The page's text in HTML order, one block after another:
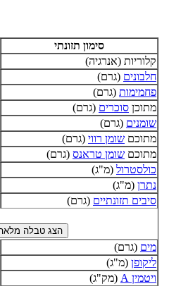
סימון תזונתי
קלוריות (אנרגיה)
חלבונים (גרם)
פחמימות (גרם)
מתוכן סוכרים (גרם)
שומנים (גרם)
מתוכם שומן רווי (גרם)
מתוכם שומן טראנס (גרם)
כולסטרול (מ"ג)
נתרן (מ"ג)
סיבים תזונתיים (גרם)
מים (גרם)
ליקופן (מ"ג)
ויטמין A
(מק"ג)